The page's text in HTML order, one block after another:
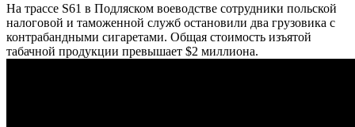
На трассе S61 в Подляском воеводстве сотрудники польской
налоговой и таможенной служб остановили два грузовика с
контрабандными сигаретами. Общая стоимость изъятой
табачной продукции превышает $2 миллиона.